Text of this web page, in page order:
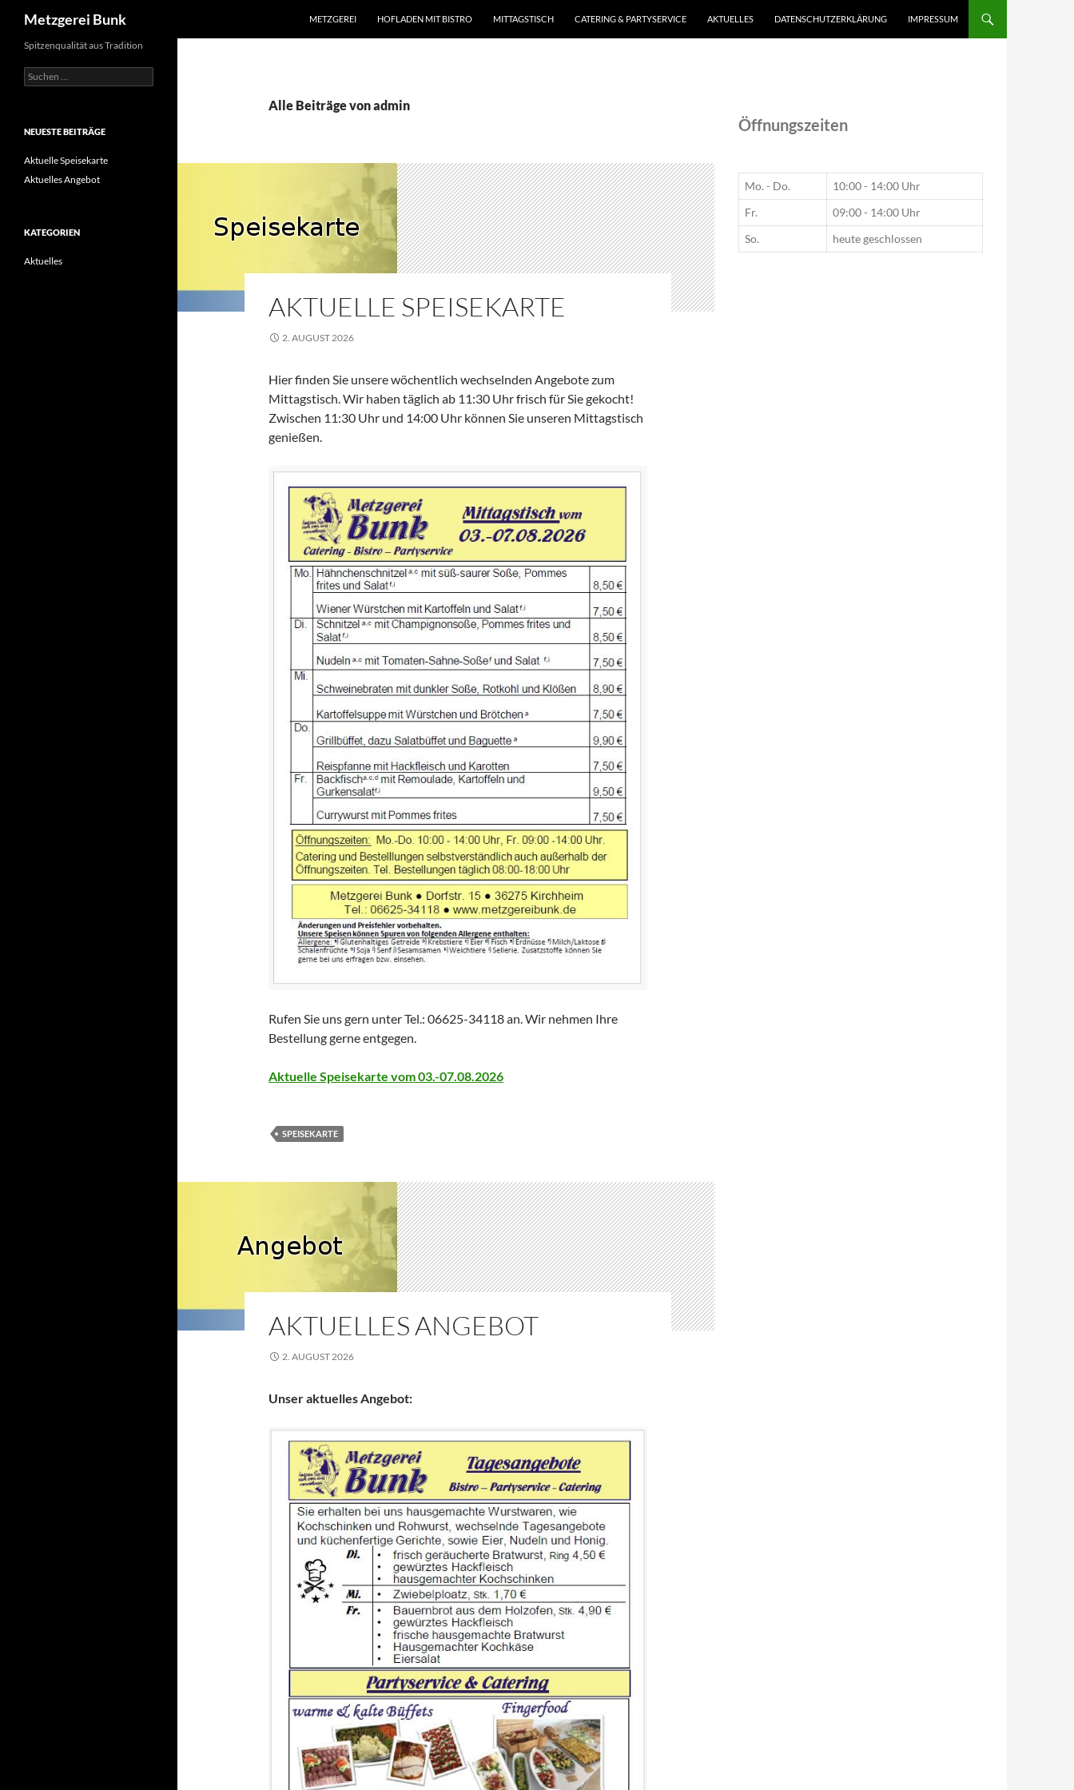
Metzgerei Bunk
METZGEREI
HOFLADEN MIT BISTRO MITTAGSTISCH CATERING & PARTYSERVICE AKTUELLES DATENSCHUTZERKLÄRUNG IMPRESSUM
Alle Beiträge von admin
AKTUELLE SPEISEKARTE
2. AUGUST 2026
Hier finden Sie unsere wöchentlich wechselnden Angebote zum
Mittagstisch. Wir haben täglich ab 11:30 Uhr frisch für Sie gekocht!
Zwischen 11:30 Uhr und 14:00 Uhr können Sie unseren Mittagstisch
genießen.
Rufen Sie uns gern unter Tel.: 06625-34118 an. Wir nehmen Ihre
Bestellung gerne entgegen.
Aktuelle Speisekarte vom 03.-07.08.2026
SPEISEKARTE
AKTUELLES ANGEBOT
2. AUGUST 2026
Unser aktuelles Angebot:
Öffnungszeiten
Mo. - Do.
10:00 - 14:00 Uhr
Fr.
09:00 - 14:00 Uhr
So.
heute geschlossen
Spitzenqualität aus Tradition
Suchen
nach:
NEUESTE BEITRÄGE
Aktuelle Speisekarte
Aktuelles Angebot
KATEGORIEN
Aktuelles